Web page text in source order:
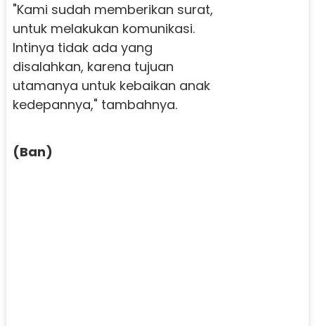
"Kami sudah memberikan surat,
untuk melakukan komunikasi.
Intinya tidak ada yang
disalahkan, karena tujuan
utamanya untuk kebaikan anak
kedepannya," tambahnya.
(Ban)